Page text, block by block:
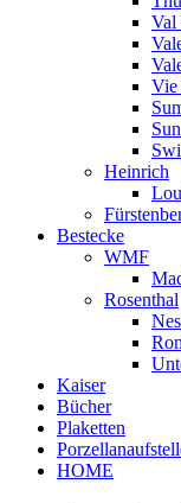
Val
Vie
Heinrich
Bestecke
WMF
Rosenthal
Kaiser
Bücher
Plaketten
HOME